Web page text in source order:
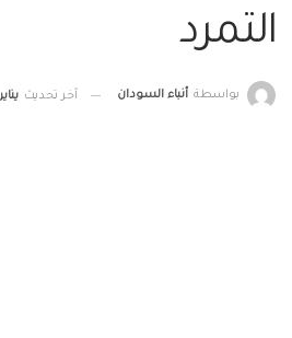
التمرد
بواسطة أنباء السودان آخر تحديث يناير 18,